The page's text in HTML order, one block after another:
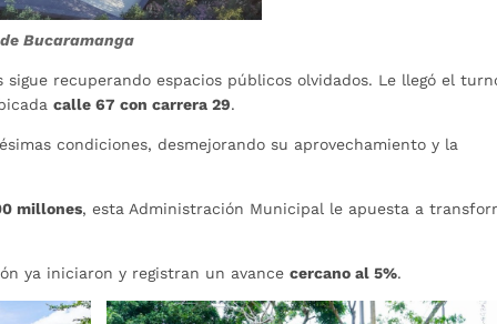
Bucaramanga
recuperando espacios públicos olvidados. Le llegó el
calle 67 con carrera 29.
condiciones, desmejorando su aprovechamiento y la
millones, esta Administración Municipal le apuesta a
ya iniciaron y registran un avancecercano al 5%.